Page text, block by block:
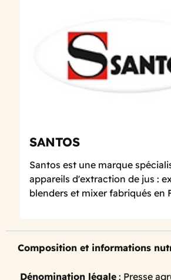
SANTOS
Santos est une marque
appareils d'extraction de jus :
blenders et mixer fabriqués en
Composition et informations
Dénomination légale : Presse